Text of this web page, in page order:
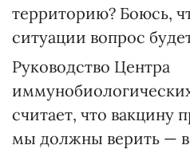
территорию? Боюсь,
ситуации вопрос
Руководство Центра
считает, что
мы должны верить —